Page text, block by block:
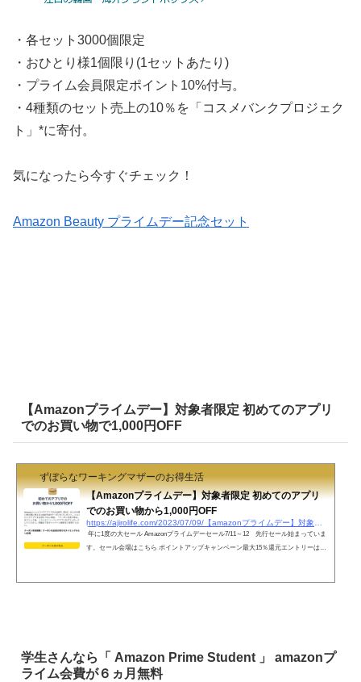
・各セット3000個限定
・おひとり様1個限り(1セットあたり)
・プライム会員限定ポイント10%付与。
・4種類のセット売上の10％を「コスメバンクプロジェク
ト」*に寄付。
気になったら今すぐチェック！
Amazon Beauty プライムデー記念セット
【Amazonプライムデー】対象者限定 初めてのアプリ
でのお買い物で1,000円OFF
ずぼらなワーキングマザーのお得生活
【Amazonプライムデー】対象者限定 初めてのアプリ
でのお買い物から1,000円OFF
https://ajirolife.com/2023/07/09/【amazonプライムデー】対象者限定-初めてのアプリで
年に1度の大セール Amazonプライムデーセール7/11～12 先行セール始まっていま
す。セール会場はこちら ポイントアップキャンペーン最大15％還元エントリーはこ
学生さんなら「 Amazon Prime Student 」 amazonプ
ライム会費が６ヵ月無料